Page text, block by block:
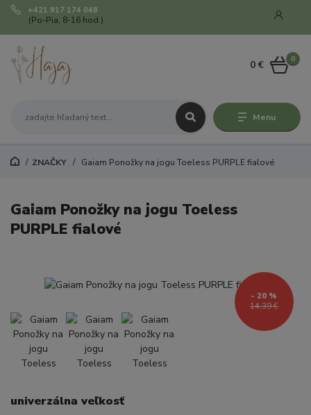
Menu
+421 917 174 048
(Po-Pia, 8-16 hod.)
0
0 €
ZNAČKY Gaiam Ponožky na jogu Toeless PURPLE fialové
Gaiam Ponožky na jogu Toeless
PURPLE fialové
14,39 €
- 20 %
univerzálna veľkosť